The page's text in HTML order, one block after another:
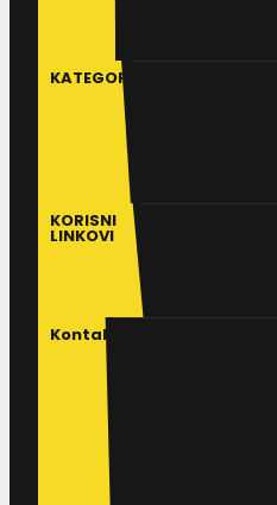
KATEGORIJE
KORISNI
LINKOVI
Kontakt